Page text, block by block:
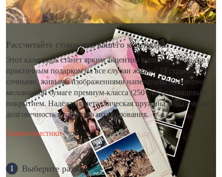
Рассчитайте стоимость вашего календаря
Этот календарь станет ярким акцентом в вашем интерьере и
практичным подарком на все случаи жизни! 13 страниц с
сочными, живыми изображениями напечатаны на плотной
мелованной бумаге премиум-класса (250 г/м²) с глянцевым
покрытием. Надёжная металлическая пружина обеспечивает
долговечность и удобство использования.
Характеристики
1 Выберите размер